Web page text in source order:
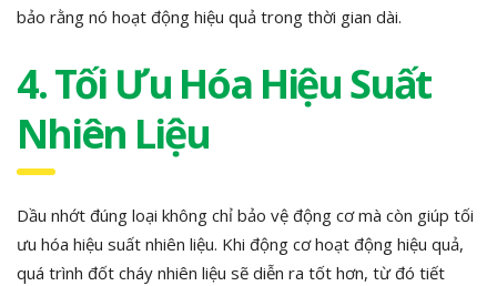
bảo rằng nó hoạt động hiệu quả trong thời gian dài.
4. Tối Ưu Hóa Hiệu Suất
Nhiên Liệu
Dầu nhớt đúng loại không chỉ bảo vệ động cơ mà còn giúp tối
ưu hóa hiệu suất nhiên liệu. Khi động cơ hoạt động hiệu quả,
quá trình đốt cháy nhiên liệu sẽ diễn ra tốt hơn, từ đó tiết